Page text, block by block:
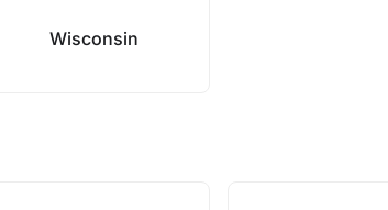
Wisconsin